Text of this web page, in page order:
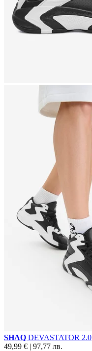
SHAQ DEVASTATOR 2.0
49,99 € | 97,77 лв.